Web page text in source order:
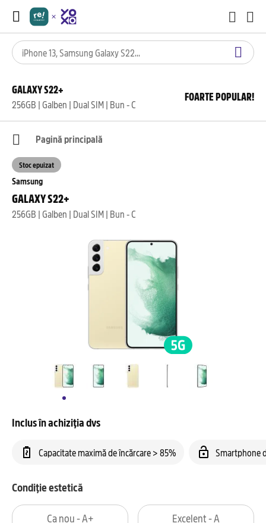
GALAXY S22+
256GB | Galben | Dual SIM | Bun - C
FOARTE POPULAR!
Pagină principală
Samsung
GALAXY S22+
256GB | Galben | Dual SIM | Bun - C
Stoc epuizat
Inclus în achiziția dvs
Capacitate maximă de încărcare > 85% Smartphone
Condiție estetică
Ca nou - A+ Excelent - A